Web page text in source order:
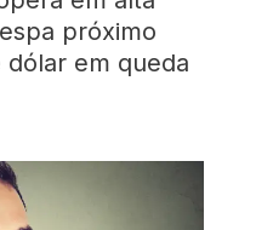
próximo
dólar em queda